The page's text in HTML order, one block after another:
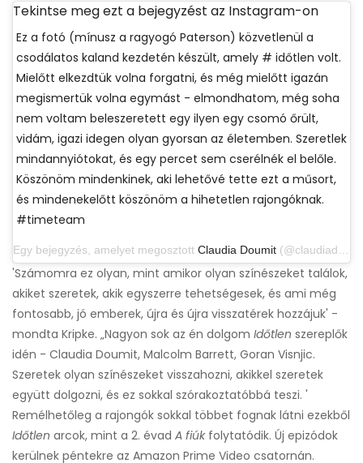
Tekintse meg ezt a bejegyzést az Instagram-on
Ez a fotó (mínusz a ragyogó Paterson) közvetlenül a
csodálatos kaland kezdetén készült, amely # időtlen volt.
Mielőtt elkezdtük volna forgatni, és még mielőtt igazán
megismertük volna egymást - elmondhatom, még soha
nem voltam beleszeretett egy ilyen egy csomó őrült,
vidám, igazi idegen olyan gyorsan az életemben. Szeretlek
mindannyiótokat, és egy percet sem cserélnék el belőle.
Köszönöm mindenkinek, aki lehetővé tette ezt a műsort,
és mindenekelőtt köszönöm a hihetetlen rajongóknak.
#timeteam
Egy bejegyzés, amelyet megosztott Claudia Doumit (@claudiadoumit) 2017. május 11-én, PDT 9: 05-kor
'Számomra ez olyan, mint amikor olyan színészeket találok,
akiket szeretek, akik egyszerre tehetségesek, és ami még
fontosabb, jó emberek, újra és újra visszatérek hozzájuk' -
mondta Kripke. „Nagyon sok az én dolgom Időtlen szereplők
idén - Claudia Doumit, Malcolm Barrett, Goran Visnjic.
Szeretek olyan színészeket visszahozni, akikkel szeretek
együtt dolgozni, és ez sokkal szórakoztatóbbá teszi. '
Remélhetőleg a rajongók sokkal többet fognak látni ezekből
Időtlen arcok, mint a 2. évad A fiúkfolytatódik. Új epizódok
kerülnek péntekre az Amazon Prime Video csatornán.